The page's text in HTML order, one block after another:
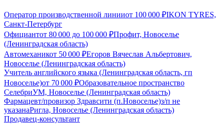
Оператор производственной линииот 100 000 ₽IKON TYRES,
Санкт-Петербург
Официантот 80 000 до 100 000 ₽Профит, Новоселье
(Ленинградская область)
Автомеханикот 50 000 ₽Егоров Вячеслав Альбертович,
Новоселье (Ленинградская область)
Учитель английского языка (Ленинградская область, гп
Новоселье)от 70 000 ₽Образовательное пространство
СелебриУМ, Новоселье (Ленинградская область)
Фармацевт/провизор Здравсити (п.Новоселье)з/п не
указанаРигла, Новоселье (Ленинградская область)
Продавец-консультант